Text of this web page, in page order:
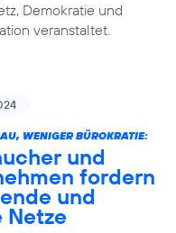
Demokratie und
veranstaltet.
WENIGER BÜROKRATIE:
und
fordern
und
Netze